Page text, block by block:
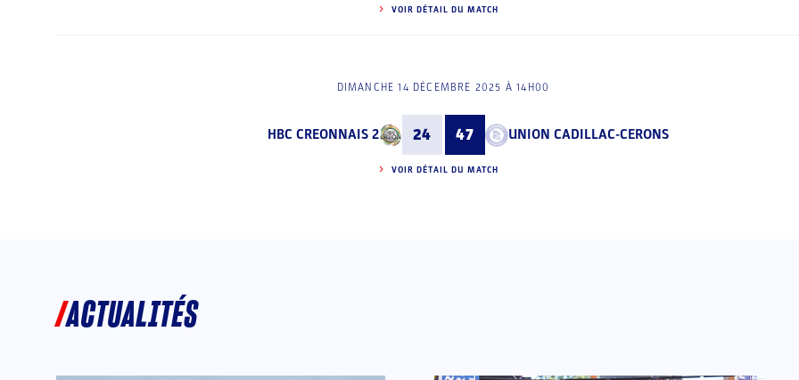
VOIR DÉTAIL DU MATCH
DIMANCHE 14 DÉCEMBRE 2025 À 14H00
HBC CREONNAIS 2 24 47 UNION CADILLAC-CERONS
VOIR DÉTAIL DU MATCH
ACTUALITÉS